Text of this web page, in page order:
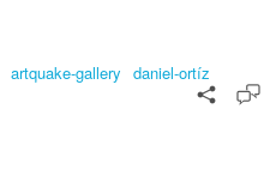
artquake-gallery daniel-ortíz